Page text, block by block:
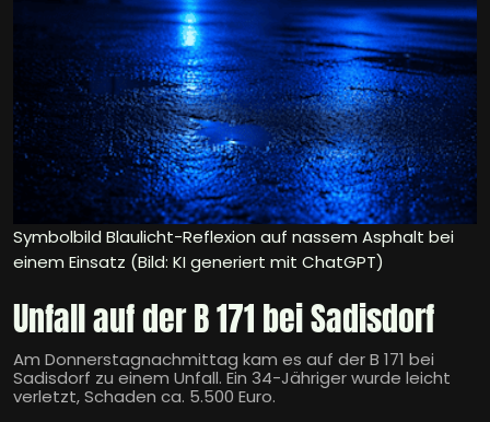
Symbolbild Blaulicht-Reflexion auf nassem Asphalt bei
einem Einsatz (Bild: KI generiert mit ChatGPT)
Unfall auf der B 171 bei Sadisdorf
Am Donnerstagnachmittag kam es auf der B 171 bei
Sadisdorf zu einem Unfall. Ein 34-Jähriger wurde leicht
verletzt, Schaden ca. 5.500 Euro.